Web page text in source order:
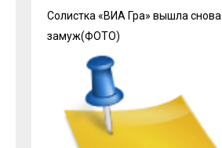
Солистка «ВИА Гра» вышла снова
замуж(ФОТО)